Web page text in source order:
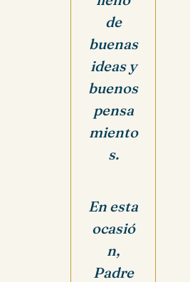
de
buenas
ideas y
buenos
pensa
miento
s.
En esta
ocasió
n,
Padre